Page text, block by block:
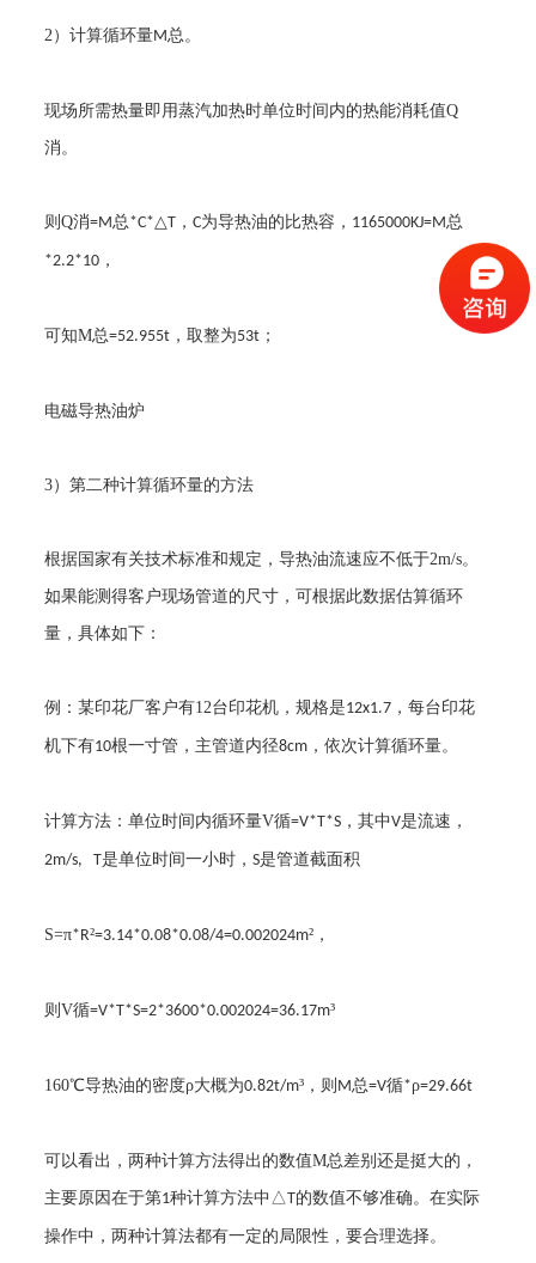
2）计算循环量M总。
现场所需热量即用蒸汽加热时单位时间内的热能消耗值Q
消。
则Q消=M总*C*△T ，C为导热油的比热容， 1165000KJ=M总
*2.2*10 ，
可知M总=52.955t ，取整为53t ；
电磁导热油炉
3）第二种计算循环量的方法
根据国家有关技术标准和规定，导热油流速应不低于2m/s。
如果能测得客户现场管道的尺寸，可根据此数据估算循环
量，具体如下：
例：某印花厂客户有12台印花机，规格是12x1.7 ，每台印花
机下有10根一寸管，主管道内径8cm ，依次计算循环量。
计算方法：单位时间内循环量V循=V*T*S ，其中V是流速，
2m/s, T是单位时间一小时，S是管道截面积
S=π*R²=3.14*0.08*0.08/4=0.002024m²，
则V循=V*T*S=2*3600*0.002024=36.17m³
160℃导热油的密度ρ大概为0.82t/m³，则 M总=V循*ρ=29.66t
可以看出，两种计算方法得出的数值M总差别还是挺大的，
主要原因在于第1种计算方法中△T的数值不够准确。在实际
操作中，两种计算法都有一定的局限性，要合理选择。